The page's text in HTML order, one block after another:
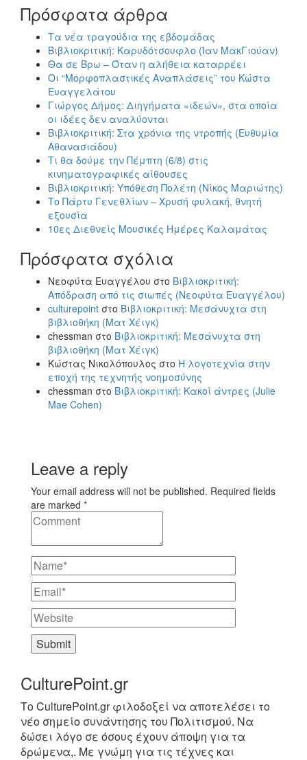
Πρόσφατα άρθρα
Τα νέα τραγούδια της εβδομάδας
Βιβλιοκριτική: Καρυδότσουφλο (Ίαν ΜακΓιούαν)
Θα σε Βρω – Όταν η αλήθεια καταρρέει
Οι “Μορφοπλαστικές Αναπλάσεις” του Κώστα
Ευαγγελάτου
Γιώργος Δήμος: Διηγήματα «ιδεών», στα οποία
οι ιδέες δεν αναλύονται
Βιβλιοκριτική: Στα χρόνια της ντροπής (Ευθυμία
Αθανασιάδου)
Τι θα δούμε την Πέμπτη (6/8) στις
κινηματογραφικές αίθουσες
Βιβλιοκριτική: Υπόθεση Πολέτη (Νίκος Μαριώτης)
Το Πάρτυ Γενεθλίων – Χρυσή φυλακή, θνητή
εξουσία
10ες Διεθνείς Μουσικές Ημέρες Καλαμάτας
Πρόσφατα σχόλια
Νεοφύτα Ευαγγέλου στο Βιβλιοκριτική:
Απόδραση από τις σιωπές (Νεοφύτα Ευαγγέλου)
culturepoint στο Βιβλιοκριτική: Μεσάνυχτα στη
βιβλιοθήκη (Ματ Χέιγκ)
chessman στο Βιβλιοκριτική: Μεσάνυχτα στη
βιβλιοθήκη (Ματ Χέιγκ)
Κώστας Νικολόπουλος στο Η λογοτεχνία στην
εποχή της τεχνητής νοημοσύνης
chessman στο Βιβλιοκριτική: Κακοί άντρες (Julie
Mae Cohen)
Leave a reply
Your email address will not be published. Required fields
are marked *
CulturePoint.gr
Το CulturePoint.gr φιλοδοξεί να αποτελέσει το
νέο σημείο συνάντησης του Πολιτισμού. Να
δώσει λόγο σε όσους έχουν άποψη για τα
δρώμενα,. Με γνώμη για τις τέχνες και